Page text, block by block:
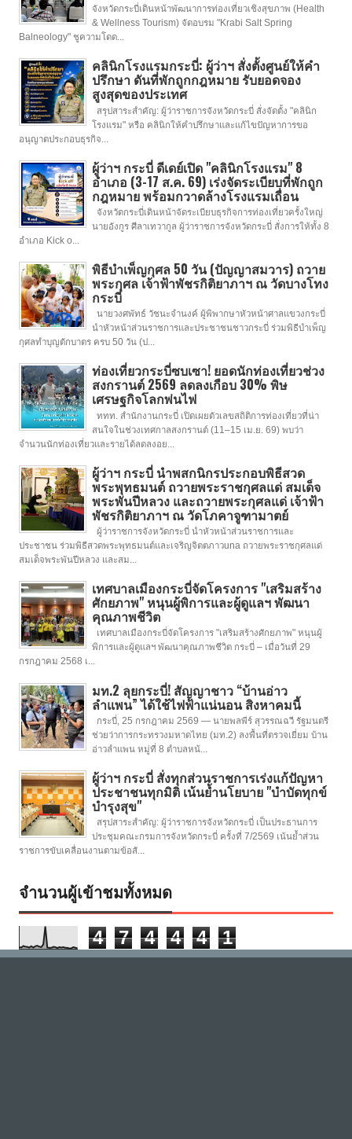
จังหวัดกระบี่เดินหน้าพัฒนาการท่องเที่ยวเชิงสุขภาพ (Health
& Wellness Tourism) จัดอบรม "Krabi Salt Spring
Balneology" ชูความโดด...
คลินิกโรงแรมกระบี่: ผู้ว่าฯ สั่งตั้งศูนย์ให้คำ
ปรึกษา ดันที่พักถูกกฎหมาย รับยอดจอง
สูงสุดของประเทศ
สรุปสาระสำคัญ: ผู้ว่าราชการจังหวัดกระบี่ สั่งจัดตั้ง "คลินิก
โรงแรม" หรือ คลินิกให้คำปรึกษาและแก้ไขปัญหาการขอ
อนุญาตประกอบธุรกิจ...
ผู้ว่าฯ กระบี่ ดีเดย์เปิด "คลินิกโรงแรม" 8
อำเภอ (3-17 ส.ค. 69) เร่งจัดระเบียบที่พักถูก
กฎหมาย พร้อมกวาดล้างโรงแรมเถื่อน
จังหวัดกระบี่เดินหน้าจัดระเบียบธุรกิจการท่องเที่ยวครั้งใหญ่
นายอังกูร ศีลาเทวากูล ผู้ว่าราชการจังหวัดกระบี่ สั่งการให้ทั้ง 8
อำเภอ Kick o...
พิธีบำเพ็ญกุศล 50 วัน (ปัญญาสมวาร) ถวาย
พระกุศล เจ้าฟ้าพัชรกิติยาภาฯ ณ วัดบางโทง
กระบี่
นายวงศพัทธ์ วัชนะจำนงค์ ผู้พิพากษาหัวหน้าศาลแขวงกระบี่
นำหัวหน้าส่วนราชการและประชาชนชาวกระบี่ ร่วมพิธีบำเพ็ญ
กุศลทำบุญตักบาตร ครบ 50 วัน (ป...
ท่องเที่ยวกระบี่ซบเซา! ยอดนักท่องเที่ยวช่วง
สงกรานต์ 2569 ลดลงเกือบ 30% พิษ
เศรษฐกิจโลกพ่นไฟ
ททท. สำนักงานกระบี่ เปิดเผยตัวเลขสถิติการท่องเที่ยวที่น่า
สนใจในช่วงเทศกาลสงกรานต์ (11–15 เม.ย. 69) พบว่า
จำนวนนักท่องเที่ยวและรายได้ลดลงอย...
ผู้ว่าฯ กระบี่ นำพสกนิกรประกอบพิธีสวด
พระพุทธมนต์ ถวายพระราชกุศลแด่ สมเด็จ
พระพันปีหลวง และถวายพระกุศลแด่ เจ้าฟ้า
พัชรกิติยาภาฯ ณ วัดโภคาจูฑามาตย์
ผู้ว่าราชการจังหวัดกระบี่ นำหัวหน้าส่วนราชการและ
ประชาชน ร่วมพิธีสวดพระพุทธมนต์และเจริญจิตตภาวuna ถวายพระราชกุศลแด่
สมเด็จพระพันปีหลวง และสม...
เทศบาลเมืองกระบี่จัดโครงการ "เสริมสร้าง
ศักยภาพ" หนุนผู้พิการและผู้ดูแลฯ พัฒนา
คุณภาพชีวิต
เทศบาลเมืองกระบี่จัดโครงการ "เสริมสร้างศักยภาพ" หนุนผู้
พิการและผู้ดูแลฯ พัฒนาคุณภาพชีวิต กระบี่ – เมื่อวันที่ 29
กรกฎาคม 2568 เ...
มท.2 ลุยกระบี่! สัญญาชาว “บ้านอ่าว
ลำแพน” ได้ใช้ไฟฟ้าแน่นอน สิงหาคมนี้
กระบี่, 25 กรกฎาคม 2569 — นายพลพีร์ สุวรรณฉวี รัฐมนตรี
ช่วยว่าการกระทรวงมหาดไทย (มท.2) ลงพื้นที่ตรวจเยี่ยม บ้าน
อ่าวลำแพน หมู่ที่ 8 ตำบลหน้...
ผู้ว่าฯ กระบี่ สั่งทุกส่วนราชการเร่งแก้ปัญหา
ประชาชนทุกมิติ เน้นย้ำนโยบาย "บำบัดทุกข์
บำรุงสุข"
สรุปสาระสำคัญ: ผู้ว่าราชการจังหวัดกระบี่ เป็นประธานการ
ประชุมคณะกรมการจังหวัดกระบี่ ครั้งที่ 7/2569 เน้นย้ำส่วน
ราชการขับเคลื่อนงานตามข้อสั...
จำนวนผู้เข้าชมทั้งหมด
4 7 4 4 4 1